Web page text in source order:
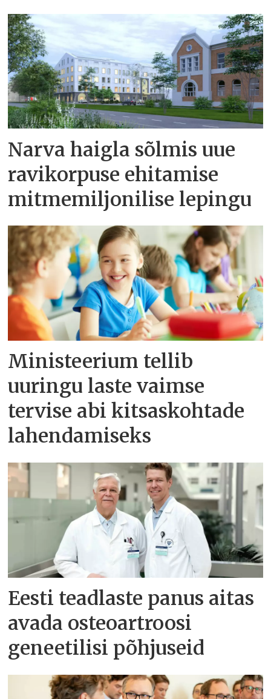
Narva haigla sõlmis uue
ravikorpuse ehitamise
mitmemiljonilise lepingu
Ministeerium tellib
uuringu laste vaimse
tervise abi kitsaskohtade
lahendamiseks
Eesti teadlaste panus aitas
avada osteoartroosi
geneetilisi põhjuseid